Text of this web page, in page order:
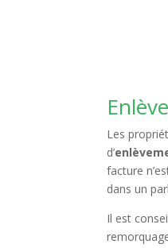
Les
d’
facture
dans un
Il est